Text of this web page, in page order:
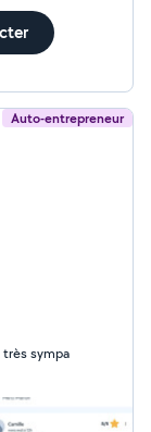
Auto-entrepreneur
très sympa